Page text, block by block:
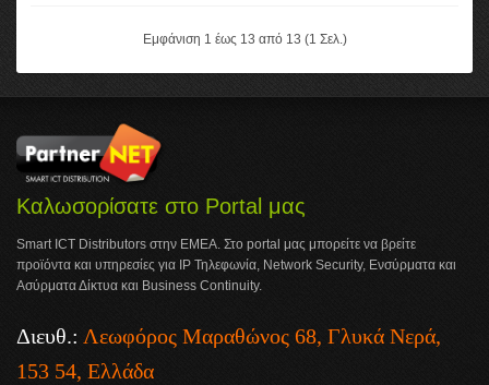
Εμφάνιση 1 έως 13 από 13 (1 Σελ.)
Καλωσορίσατε στο Portal μας
Smart ICT Distributors στην ΕΜΕΑ. Στο portal μας μπορείτε να βρείτε
προϊόντα και υπηρεσίες για IP Τηλεφωνία, Network Security, Ενσύρματα και
Ασύρματα Δίκτυα και Business Continuity.
Διευθ.: Λεωφόρος Μαραθώνος 68, Γλυκά Νερά,
153 54, Ελλάδα